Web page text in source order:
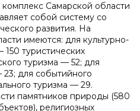
Самарской области
собой систему со
развития. На
имеются: для культурно-
150 туристических
туризма — 52; для
для событийного
туризма — 29.
памятников природы (580
религиозных